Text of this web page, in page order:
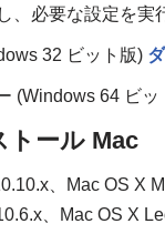
必要な設定を実
32 ビット版)
(Windows 64 ビッ
トール Mac
、Mac OS X
、Mac OS X